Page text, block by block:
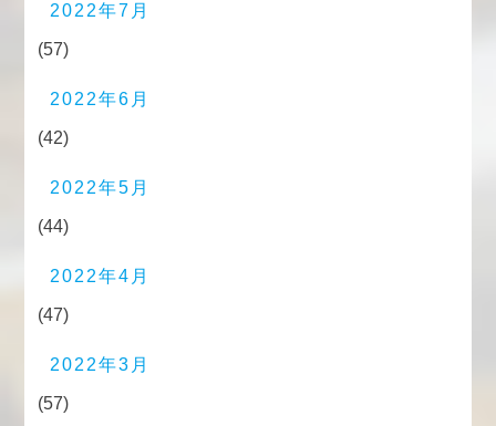
2022年7月
(57)
2022年6月
(42)
2022年5月
(44)
2022年4月
(47)
2022年3月
(57)